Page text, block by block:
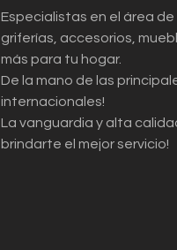
Especialistas en el área
griferías, accesorios,
más para tu hogar.
De la mano de las
internacionales!
La vanguardia y alta
brindarte el mejor servicio!